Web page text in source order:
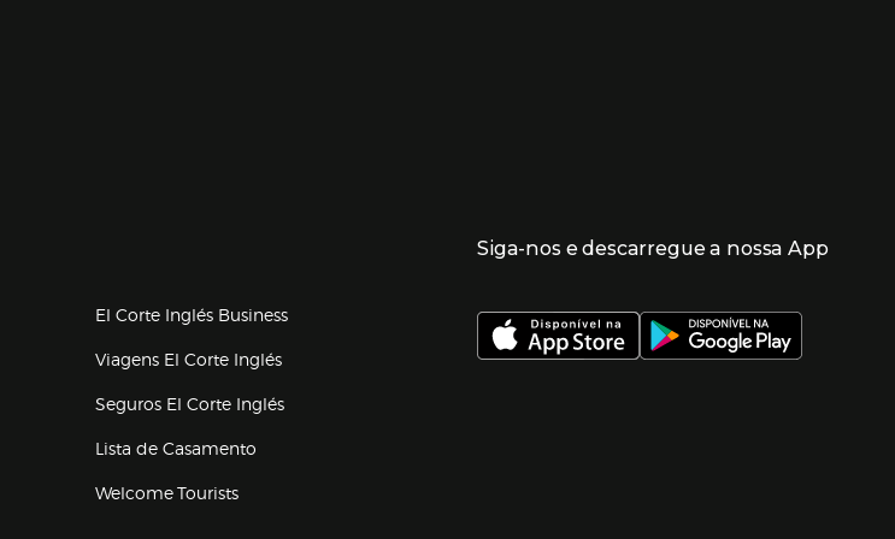
ventana)
El Corte Inglés Business
Viagens El Corte Inglés(abre en nueva ventana)
Seguros El Corte Inglés(abre en nueva ventana)
Lista de Casamento
Welcome Tourists
Siga-nos e descarregue a nossa App